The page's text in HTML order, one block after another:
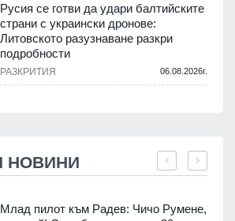
Русия се готви да удари балтийските
страни с украински дронове:
Литовското разузнаване разкри
подробности
РАЗКРИТИЯ 06.08.2026г.
НОВИНИ
Млад пилот към Радев: Чичо Румене,